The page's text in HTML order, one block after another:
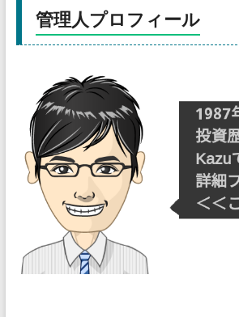
管理人プロフィール